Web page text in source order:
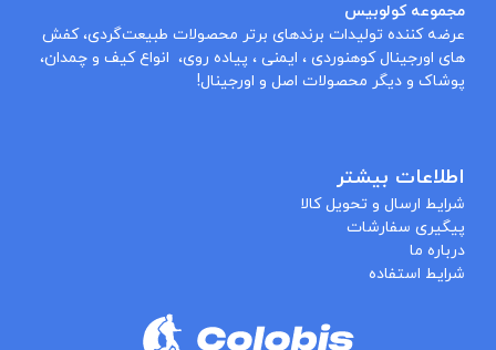
مجموعه کولوبیس
عرضه کننده تولیدات برندهای برتر محصولات طبیعت‌گردی، کفش
های اورجینال کوهنوردی ، ایمنی ، پیاده روی، انواع کیف و چمدان،
پوشاک و دیگر محصولات اصل و اورجینال!
اطلاعات بیشتر
شرایط ارسال و تحویل کالا
پیگیری سفارشات
درباره ما
شرایط استفاده